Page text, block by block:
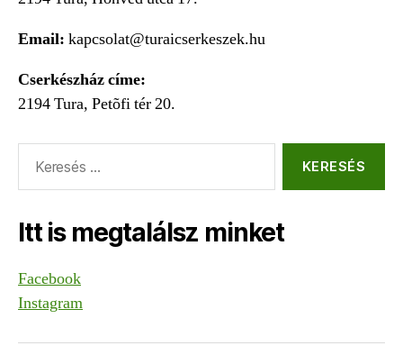
Email: kapcsolat@turaicserkeszek.hu
Cserkészház címe:
2194 Tura, Petõfi tér 20.
Itt is megtalálsz minket
Facebook
Instagram